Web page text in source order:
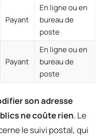
Payant
En ligne ou en
bureau de
poste
Payant
En ligne ou en
bureau de
poste
son adresse
ne coûte rien. Le
le suivi postal, qui